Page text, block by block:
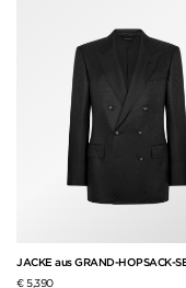
JACKE aus GRAND-HOPSACK-
€ 5,390